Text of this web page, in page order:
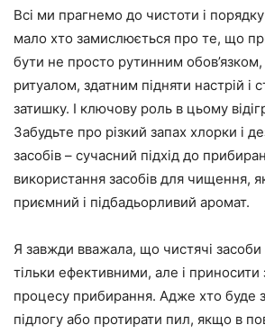
Всі ми прагнемо до чистоти і
мало хто замислюється про те, що
бути не просто рутинним
ритуалом, здатним підняти настрій і
затишку. І ключову роль в цьому
Забудьте про різкий запах хлорки і
засобів – сучасний підхід до
використання засобів для чищення,
приємний і підбадьорливий аромат.
Я завжди вважала, що чистячі засоби
тільки ефективними, але і приносити
процесу прибирання. Адже хто буде
підлогу або протирати пил, якщо в